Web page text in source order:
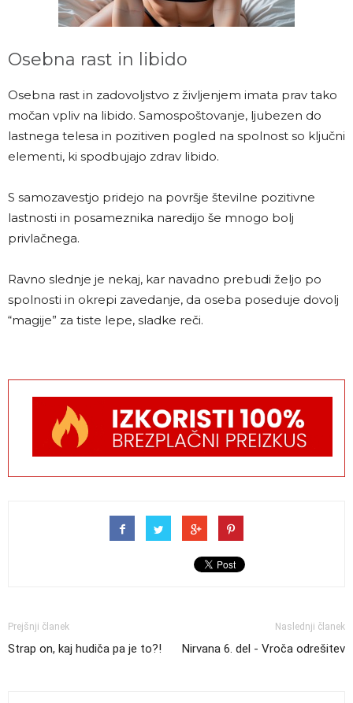
Osebna rast in libido
Osebna rast in zadovoljstvo z življenjem imata prav tako
močan vpliv na libido. Samospoštovanje, ljubezen do
lastnega telesa in pozitiven pogled na spolnost so ključni
elementi, ki spodbujajo zdrav libido.
S samozavestjo pridejo na površje številne pozitivne
lastnosti in posameznika naredijo še mnogo bolj
privlačnega.
Ravno slednje je nekaj, kar navadno prebudi željo po
spolnosti in okrepi zavedanje, da oseba poseduje dovolj
“magije” za tiste lepe, sladke reči.
Prejšnji članek
Strap on, kaj hudiča pa je to?!
Naslednji članek
Nirvana 6. del - Vroča odrešitev